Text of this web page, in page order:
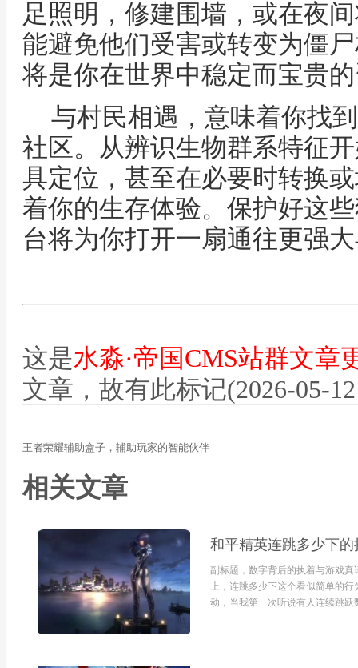
足照明，修建围墙，或在夜
能避免他们受害或转变为僵
将是你在世界中稳定而宝贵
与村民相遇，意味着你找
社区。从辨识生物群系特征
具定位，甚至在必要时转换
着你的生存体验。保护好这
台将为你打开一扇通往更强
这是水淼·帝国CMS站群文章
文章，故有此标记(2026-05-
王者荣耀辅助盒子，辅助玩家的智能伙伴
相关文章
和平精英连跳多少下
副标题，数字背后的执着与游戏
上，连跳多少下这个看似简单的
动，当我第一次听说有人连续跳